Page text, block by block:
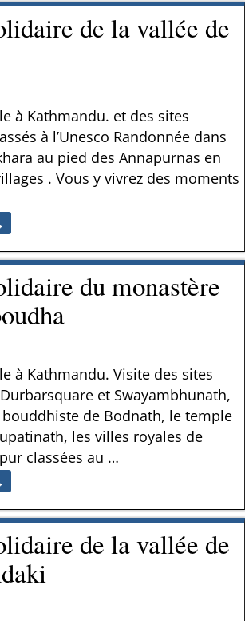
de la vallée de
à Kathmandu. et des sites
à l’Unesco Randonnée dans
au pied des Annapurnas en
. Vous y vivrez des moments
du monastère
à Kathmandu. Visite des sites
et Swayambhunath,
de Bodnath, le temple
les villes royales de
classées au …
de la vallée de